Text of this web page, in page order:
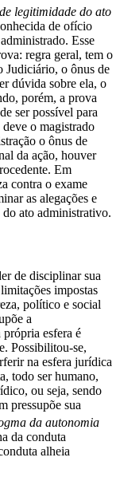
legitimidade do ato
de ofício
Esse
regra geral, tem o
Judiciário, o ônus de
dúvida sobre ela, o
porém, a prova
ser possível para
o magistrado
o ônus de
da ação, houver
Em
contra o exame
as alegações e
do ato administrativo.
de disciplinar sua
impostas
político e social
a
esfera é
Possibilitou-se,
na esfera jurídica
todo ser humano,
ou seja, sendo
pressupõe sua
da autonomia
da conduta
alheia